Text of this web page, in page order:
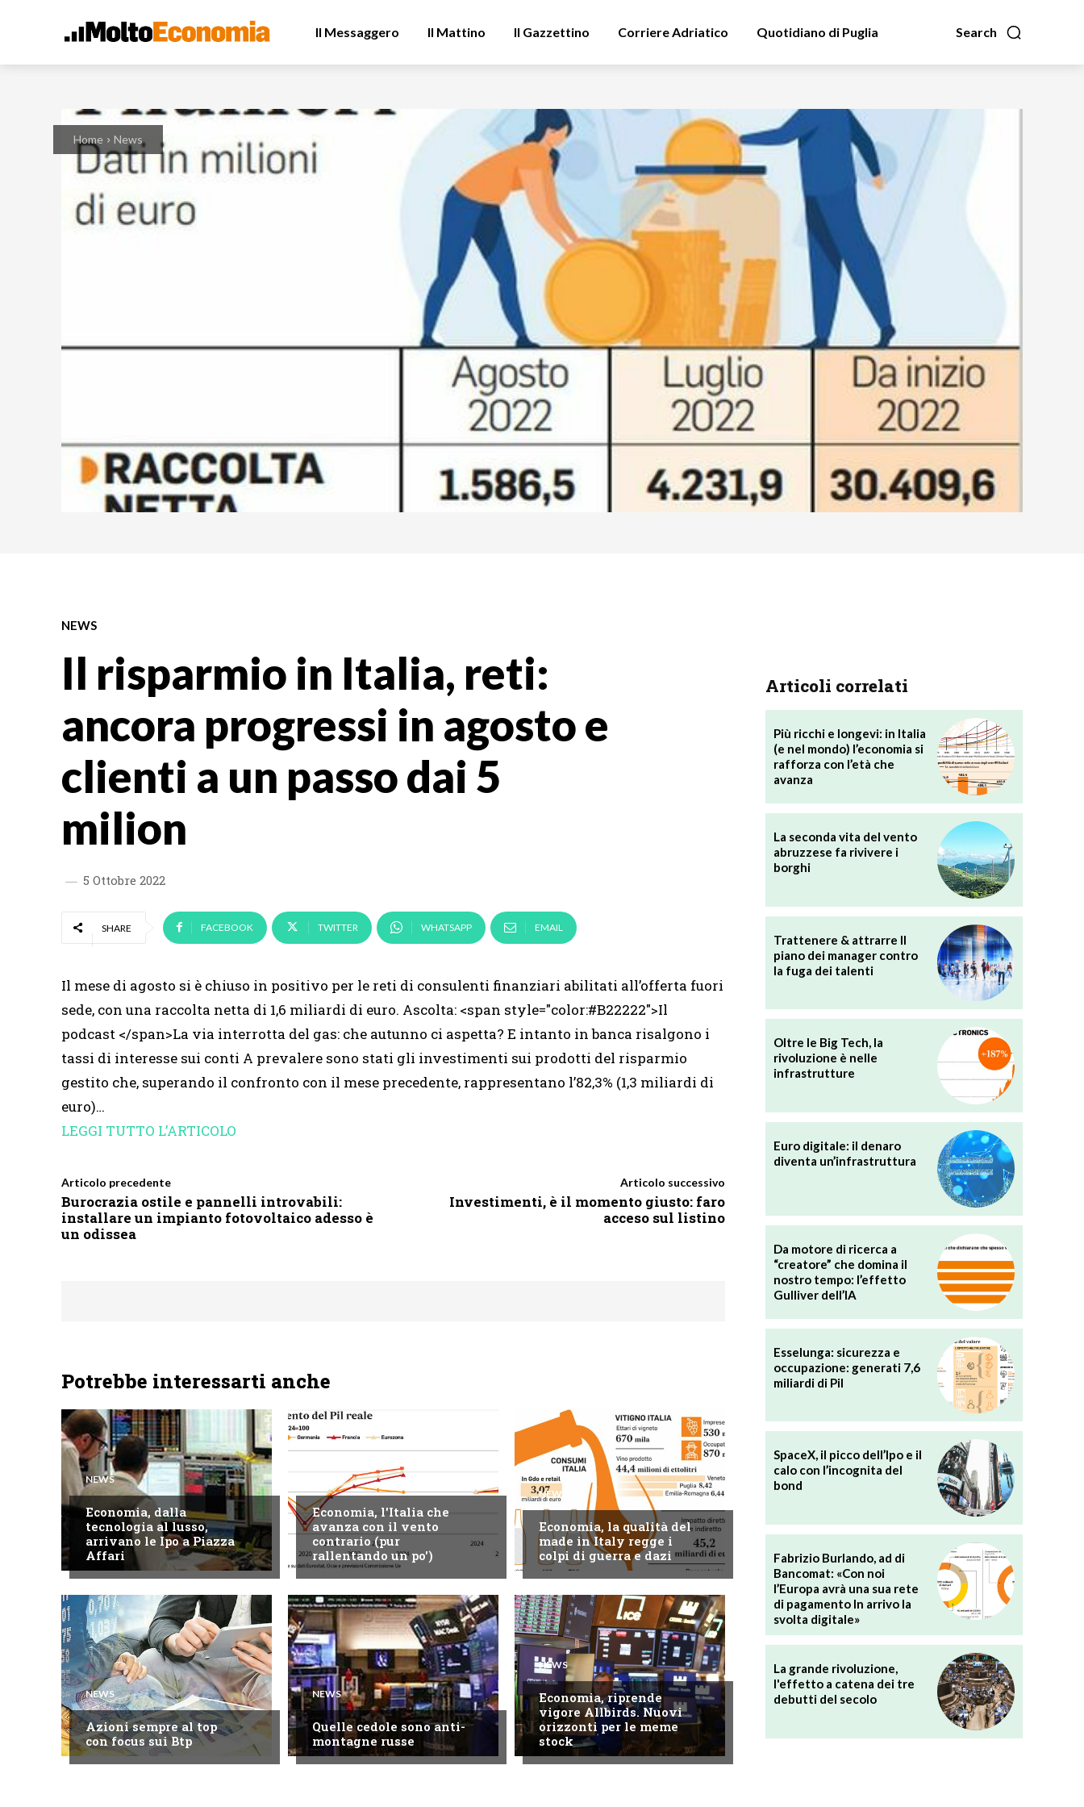
Search
Il Messaggero Il Mattino Il Gazzettino Corriere Adriatico Quotidiano di Puglia
Home News
NEWS
Il risparmio in Italia, reti:
ancora progressi in agosto e
clienti a un passo dai 5
milion
5 Ottobre 2022
SHARE FACEBOOK TWITTER WHATSAPP EMAIL
Il mese di agosto si è chiuso in positivo per le reti di consulenti finanziari abilitati all’offerta fuori
sede, con una raccolta netta di 1,6 miliardi di euro. Ascolta: <span style="color:#B22222">Il
podcast </span>La via interrotta del gas: che autunno ci aspetta? E intanto in banca risalgono i
tassi di interesse sui conti A prevalere sono stati gli investimenti sui prodotti del risparmio
gestito che, superando il confronto con il mese precedente, rappresentano l’82,3% (1,3 miliardi di
euro)…
LEGGI TUTTO L’ARTICOLO
Articolo precedente
Burocrazia ostile e pannelli introvabili:
installare un impianto fotovoltaico adesso è
un odissea
Articolo successivo
Investimenti, è il momento giusto: faro
acceso sul listino
Potrebbe interessarti anche
NEWS
Economia, dalla
tecnologia al lusso,
arrivano le Ipo a Piazza
Affari
Economia, l'Italia che
avanza con il vento
contrario (pur
rallentando un po')
NEWS
Economia, la qualità del
made in Italy regge i
colpi di guerra e dazi
NEWS
Azioni sempre al top
con focus sui Btp
NEWS
Quelle cedole sono anti-
montagne russe
NEWS
Economia, riprende
vigore Allbirds. Nuovi
orizzonti per le meme
stock
Articoli correlati
Più ricchi e longevi: in Italia
(e nel mondo) l’economia si
rafforza con l’età che
avanza
La seconda vita del vento
abruzzese fa rivivere i
borghi
Trattenere & attrarre Il
piano dei manager contro
la fuga dei talenti
Oltre le Big Tech, la
rivoluzione è nelle
infrastrutture
Euro digitale: il denaro
diventa un’infrastruttura
Da motore di ricerca a
“creatore” che domina il
nostro tempo: l’effetto
Gulliver dell’IA
Esselunga: sicurezza e
occupazione: generati 7,6
miliardi di Pil
SpaceX, il picco dell’Ipo e il
calo con l’incognita del
bond
Fabrizio Burlando, ad di
Bancomat: «Con noi
l’Europa avrà una sua rete
di pagamento In arrivo la
svolta digitale»
La grande rivoluzione,
l'effetto a catena dei tre
debutti del secolo